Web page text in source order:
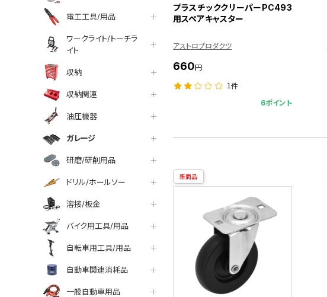
電工工具/用品
ワークライト/トーチラ
イト
収納
収納関連
油圧機器
ガレージ
研磨/研削用品
ドリル/ホールソー
溶接/板金
バイク用工具/用品
自転車用工具/用品
自動車関連消耗品
一般自動車用品
プラスチッククリーパーPC493
用スペアキャスター
アストロプロダクツ
660円
1件
6ポイント
新商品